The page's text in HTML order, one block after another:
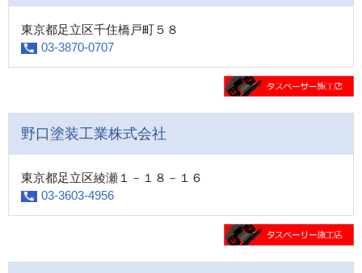
東京都足立区千住橋戸町５８
03-3870-0707
野口塗装工業株式会社
東京都足立区綾瀬１－１８－１６
03-3603-4956